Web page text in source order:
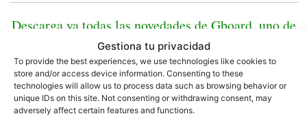
Gestiona tu privacidad
To provide the best experiences, we use technologies like cookies to
store and/or access device information. Consenting to these
technologies will allow us to process data such as browsing behavior or
unique IDs on this site. Not consenting or withdrawing consent, may
adversely affect certain features and functions.
Descarga ya todas las novedades de Gboard, uno de
los mejores teclados
Fuente |Google Play